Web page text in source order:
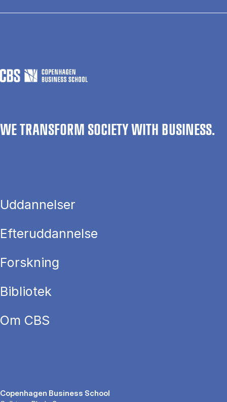
WE TRANSFORM SOCIETY WITH BUSINESS.
Uddannelser
Efteruddannelse
Forskning
Bibliotek
Om CBS
Copenhagen Business School